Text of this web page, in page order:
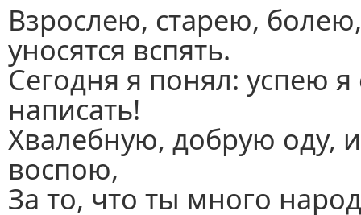
Взрослею, старею,
уносятся вспять.
Сегодня я понял: успею я
написать!
Хвалебную, добрую оду,
воспою,
За то, что ты много